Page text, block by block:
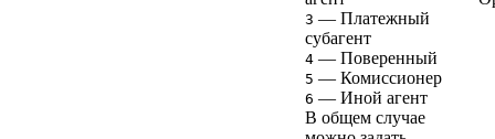
3 — Платежный
субагент
4 — Поверенный
5 — Комиссионер
6 — Иной агент
В общем случае